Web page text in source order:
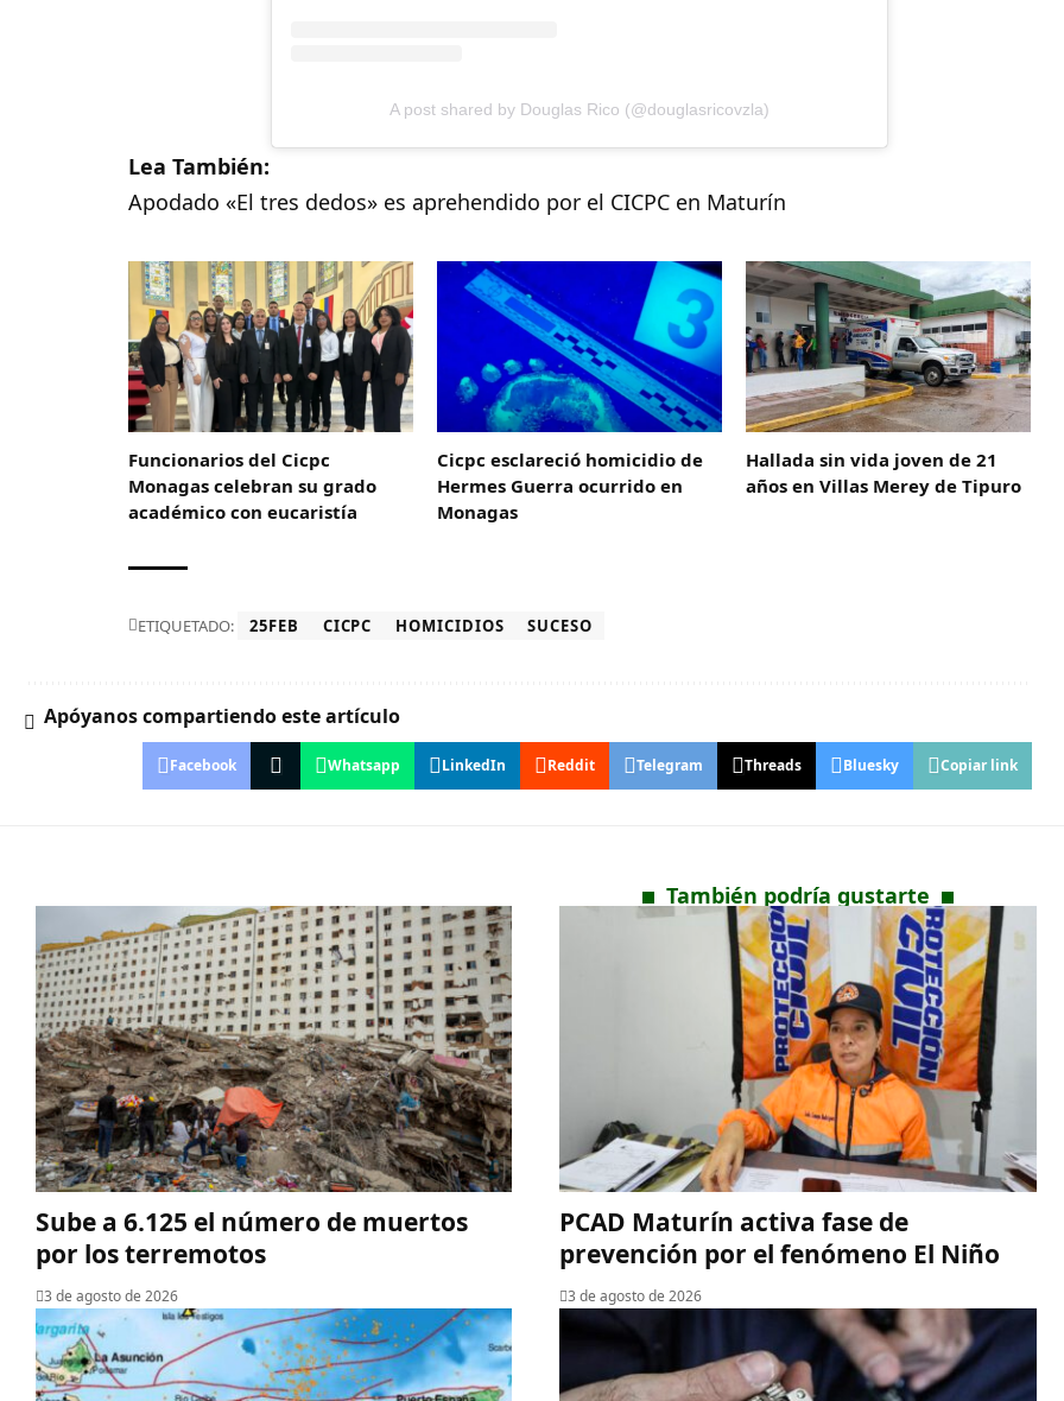
A post shared by Douglas Rico (@douglasricovzla)
Lea También:
Apodado «El tres dedos» es aprehendido por el CICPC en Maturín
Funcionarios del Cicpc
Monagas celebran su grado
académico con eucaristía
Cicpc esclareció homicidio de
Hermes Guerra ocurrido en
Monagas
Hallada sin vida joven de 21
años en Villas Merey de Tipuro
ETIQUETADO: 25FEB CICPC HOMICIDIOS SUCESO
Apóyanos compartiendo este artículo
Facebook Whatsapp LinkedIn Reddit Telegram Threads Bluesky Copiar link
También podría gustarte
Sube a 6.125 el número de muertos
por los terremotos
3 de agosto de 2026
PCAD Maturín activa fase de
prevención por el fenómeno El Niño
3 de agosto de 2026